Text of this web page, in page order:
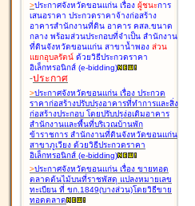
>ประกาศจังหวัดขอนแก่น เรื่อง ผู้ชนะการ
เสนอราคา ประกวดราคาจ้างก่อสร้าง
อาคารสำนักงานที่ดิน อาคาร คสล.ขนาด
กลาง พร้อมส่วนประกอบที่จำเป็น สำนักงาน
ที่ดินจังหวัดขอนแก่น สาขาน้ำพอง ส่วน
แยกอุบลรัตน์ ด้วยวิธีประกวดราคา
อิเล็กทรอนิกส์ (e-bidding)
-ประกาศ
>ประกาศจังหวัดขอนแก่น เรื่อง ประกวด
ราคาก่อสร้างปรับปรุงอาคารที่ทำการและสิ่ง
ก่อสร้างประกอบ โดยปรับปรุง่อเติมอาคาร
สำนักงานและพื้นที่บริเวณบ้านพัก
ข้าราชการ สำนักงานที่ดินจังหวัดขอนแก่น
สาขาภูเวียง ด้วยวิธีประกวดราคา
อิเล็กทรอนิกส์ (e-bidding)
>ประกาศจังหวัดขอนแก่น เรื่อง ขายทอด
ตลาดต้นไม้บนที่ราชพัสดุ แปลงหมายเลข
ทะเบียน ที่ ขก.1849(บางส่วน)โดยวิธีขาย
ทอดตลาด